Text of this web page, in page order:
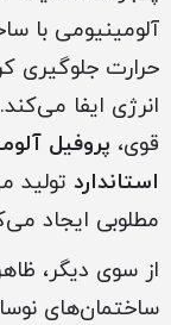
آلومینیومی با
حرارت
انرژی ایفا
قوی، پروفیل
استاندارد تولید
مطلوبی ایجاد
از سوی دیگر،
ساختمان‌های